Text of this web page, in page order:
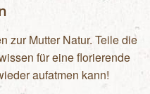
zur Mutter Natur. Teile die
für eine florierende
aufatmen kann!